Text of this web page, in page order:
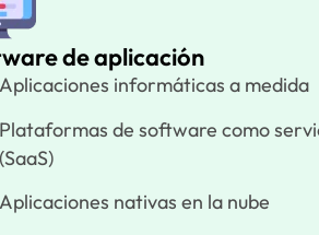
de aplicación
Aplicaciones informáticas a medida
Plataformas de software como
(SaaS)
Aplicaciones nativas en la nube